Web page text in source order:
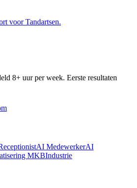
voorTandartsen.
8+ uur per week. Eerste resultaten
AI MedewerkerAI
MKBIndustrie